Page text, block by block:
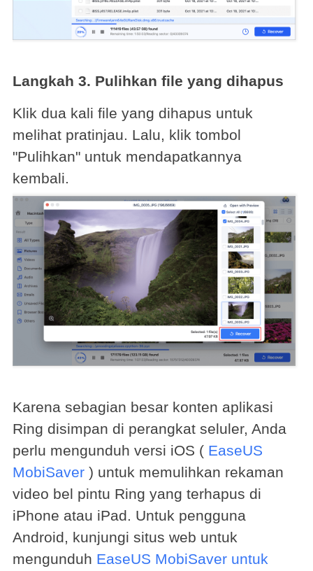
Langkah 3. Pulihkan file yang dihapus
Klik dua kali file yang dihapus untuk
melihat pratinjau. Lalu, klik tombol
"Pulihkan" untuk mendapatkannya
kembali.
Karena sebagian besar konten aplikasi
Ring disimpan di perangkat seluler, Anda
perlu mengunduh versi iOS ( EaseUS
MobiSaver) untuk memulihkan rekaman
video bel pintu Ring yang terhapus di
iPhone atau iPad. Untuk pengguna
Android, kunjungi situs web untuk
mengunduh EaseUS MobiSaver untuk